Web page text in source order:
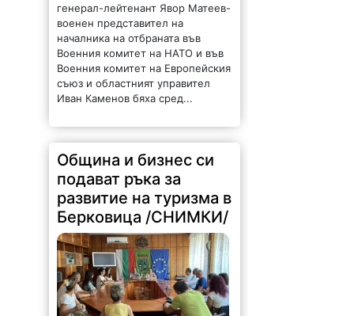
генерал-лейтенант Явор Матеев-
военен представител на
началника на отбраната във
Военния комитет на НАТО и във
Военния комитет на Европейския
съюз и областният управител
Иван Каменов бяха сред...
Община и бизнес си
подават ръка за
развитие на туризма в
Берковица /СНИМКИ/